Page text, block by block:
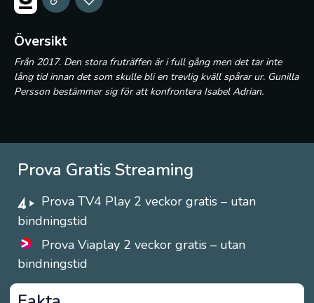
Översikt
Från 2017. Den stora fruträffen är i full gång men det tar inte
lång tid innan det som skulle bli en trevlig kväll spårar ur. Gunilla
Persson bestämmer sig för att konfrontera Isabel Adrian.
Prova Gratis Streaming
Prova TV4 Play 2 veckor gratis – utan
bindningstid
Prova Viaplay 2 veckor gratis – utan
bindningstid